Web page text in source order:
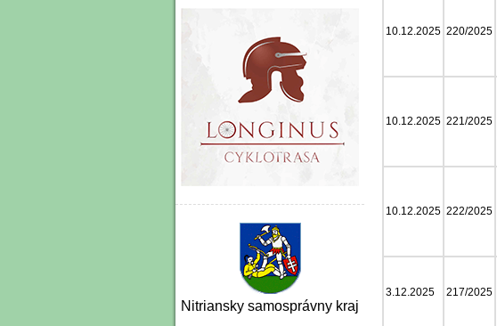
Nitriansky samosprávny kraj
10.12.2025 220/2025
10.12.2025 221/2025
10.12.2025 222/2025
3.12.2025 217/2025